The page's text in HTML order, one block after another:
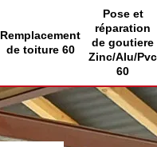
Remplacement
de toiture 60
Pose et
réparation
de goutiere
Zinc/Alu/Pvc
60